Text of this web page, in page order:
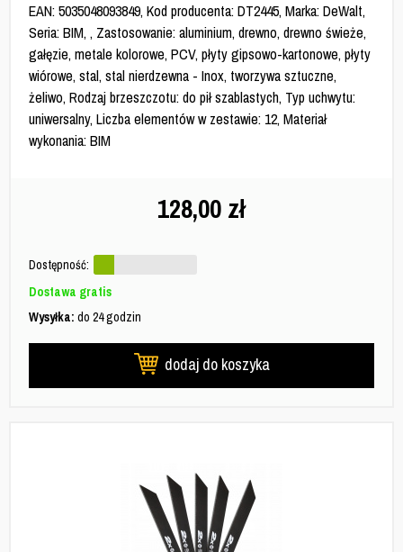
EAN: 5035048093849, Kod producenta: DT2445, Marka: DeWalt,
Seria: BIM, , Zastosowanie: aluminium, drewno, drewno świeże,
gałęzie, metale kolorowe, PCV, płyty gipsowo-kartonowe, płyty
wiórowe, stal, stal nierdzewna - Inox, tworzywa sztuczne,
żeliwo, Rodzaj brzeszczotu: do pił szablastych, Typ uchwytu:
uniwersalny, Liczba elementów w zestawie: 12, Materiał
wykonania: BIM
128,00 zł
Dostępność:
Dostawa gratis
Wysyłka: do 24 godzin
dodaj do koszyka